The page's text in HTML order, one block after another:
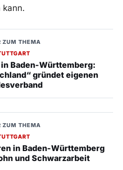
kann.
ZUM THEMA
Baden-Württemberg:
gründet eigenen
ZUM THEMA
in Baden-Württemberg
und Schwarzarbeit